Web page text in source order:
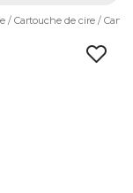
Cartouche de cire